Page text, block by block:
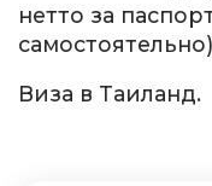
нетто за
Виза в Таиланд.